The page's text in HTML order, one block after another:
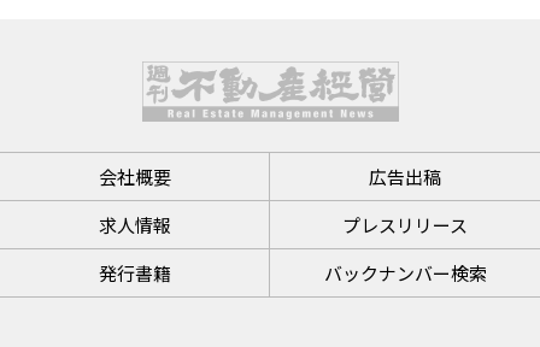
会社概要
広告出稿
求人情報
プレスリリース
発行書籍
バックナンバー検索